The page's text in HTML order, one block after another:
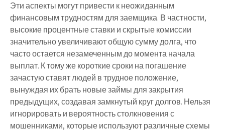
Эти аспекты могут привести к неожиданным
финансовым трудностям для заемщика. В частности,
высокие процентные ставки и скрытые комиссии
значительно увеличивают общую сумму долга, что
часто остается незамеченным до момента начала
выплат. К тому же короткие сроки на погашение
зачастую ставят людей в трудное положение,
вынуждая их брать новые займы для закрытия
предыдущих, создавая замкнутый круг долгов. Нельзя
игнорировать и вероятность столкновения с
мошенниками, которые используют различные схемы